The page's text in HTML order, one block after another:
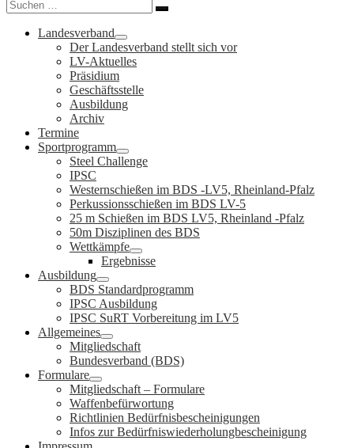
Suche
Suchen …
Landesverband
Der Landesverband stellt sich vor
LV-Aktuelles
Präsidium
Geschäftsstelle
Ausbildung
Archiv
Termine
Sportprogramm
Steel Challenge
IPSC
Westernschießen im BDS -LV5, Rheinland-Pfalz
Perkussionsschießen im BDS LV-5
25 m Schießen im BDS LV5, Rheinland -Pfalz
50m Disziplinen des BDS
Wettkämpfe
Ergebnisse
Ausbildung
BDS Standardprogramm
IPSC Ausbildung
IPSC SuRT Vorbereitung im LV5
Allgemeines
Mitgliedschaft
Bundesverband (BDS)
Formulare
Mitgliedschaft – Formulare
Waffenbefürwortung
Richtlinien Bedürfnisbescheinigungen
Infos zur Bedürfniswiederholungbescheinigung